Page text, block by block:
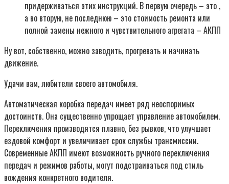
придерживаться этих инструкций. В первую очередь – это ,
а во вторую, не последнюю – это стоимость ремонта или
полной замены нежного и чувствительного агрегата – АКПП
Ну вот, собственно, можно заводить, прогревать и начинать
движение.
Удачи вам, любители своего автомобиля.
Автоматическая коробка передач имеет ряд неоспоримых
достоинств. Она существенно упрощает управление автомобилем.
Переключения производятся плавно, без рывков, что улучшает
ездовой комфорт и увеличивает срок службы трансмиссии.
Современные АКПП имеют возможность ручного переключения
передач и режимов работы, могут подстраиваться под стиль
вождения конкретного водителя.